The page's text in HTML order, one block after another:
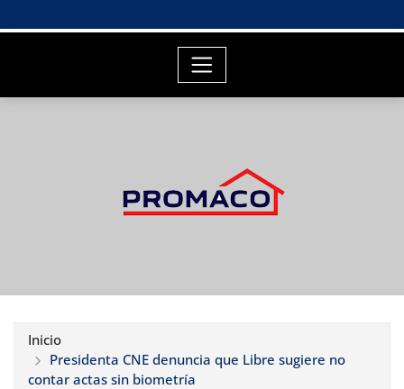
Inicio
Presidenta CNE denuncia que Libre sugiere no
contar actas sin biometría